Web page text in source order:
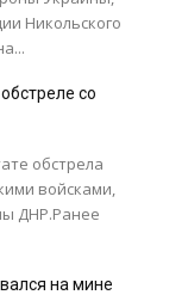
Никольского
со
обстрела
войсками,
ДНР.Ранее
на мине